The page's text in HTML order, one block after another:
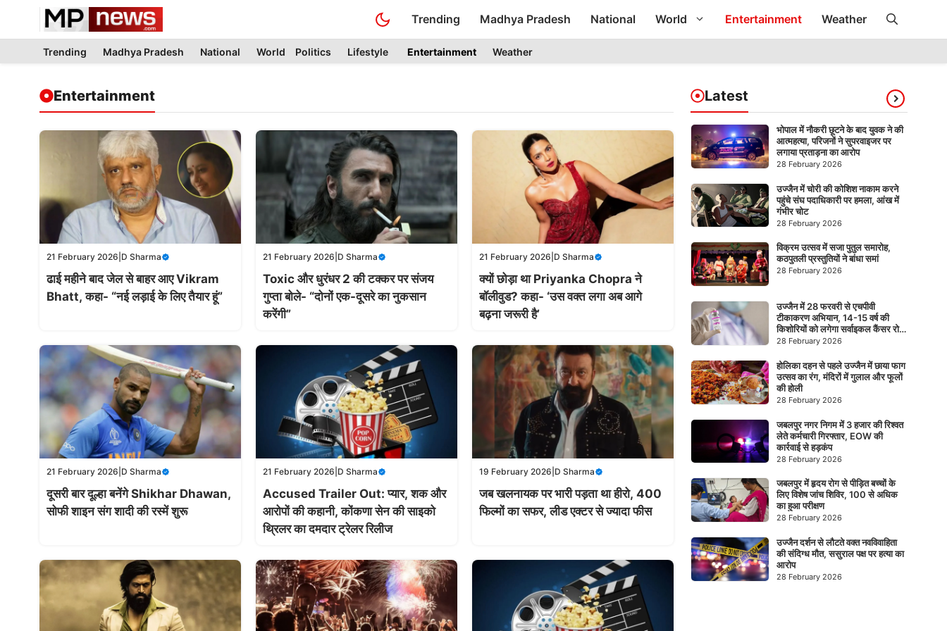
content
Trending Madhya Pradesh National World Entertainment Weather
Trending Madhya Pradesh National World Politics Lifestyle Entertainment Weather
Entertainment
21 February 2026 D Sharma
ढाई महीने बाद जेल से बाहर आए Vikram
Bhatt, कहा- “नई लड़ाई के लिए तैयार हूं”
21 February 2026 D Sharma
Toxic और धुरंधर 2 की टक्कर पर संजय
गुप्ता बोले- “दोनों एक-दूसरे का नुकसान
करेंगी”
21 February 2026 D Sharma
क्यों छोड़ा था Priyanka Chopra ने
बॉलीवुड? कहा- ‘उस वक्त लगा अब आगे
बढ़ना जरूरी है’
21 February 2026 D Sharma
दूसरी बार दूल्हा बनेंगे Shikhar Dhawan,
सोफी शाइन संग शादी की रस्में शुरू
21 February 2026 D Sharma
Accused Trailer Out: प्यार, शक और
आरोपों की कहानी, कोंकणा सेन की साइको
थ्रिलर का दमदार ट्रेलर रिलीज
19 February 2026 D Sharma
जब खलनायक पर भारी पड़ता था हीरो, 400
फिल्मों का सफर, लीड एक्टर से ज्यादा फीस
Latest
भोपाल में नौकरी छूटने के बाद युवक ने की
आत्महत्या, परिजनों ने सुपरवाइजर पर
लगाया प्रताड़ना का आरोप
28 February 2026
उज्जैन में चोरी की कोशिश नाकाम करने
पहुंचे संघ पदाधिकारी पर हमला, आंख में
गंभीर चोट
28 February 2026
विक्रम उत्सव में सजा पुतुल समारोह,
कठपुतली प्रस्तुतियों ने बांधा समां
28 February 2026
उज्जैन में 28 फरवरी से एचपीवी
टीकाकरण अभियान, 14-15 वर्ष की
किशोरियों को लगेगा सर्वाइकल कैंसर रोधी
टीका
28 February 2026
होलिका दहन से पहले उज्जैन में छाया फाग
उत्सव का रंग, मंदिरों में गुलाल और फूलों
की होली
28 February 2026
जबलपुर नगर निगम में 3 हजार की रिश्वत
लेते कर्मचारी गिरफ्तार, EOW की
कार्रवाई से हड़कंप
28 February 2026
जबलपुर में हृदय रोग से पीड़ित बच्चों के
लिए विशेष जांच शिविर, 100 से अधिक
का हुआ परीक्षण
28 February 2026
उज्जैन दर्शन से लौटते वक्त नवविवाहिता
की संदिग्ध मौत, ससुराल पक्ष पर हत्या का
आरोप
28 February 2026